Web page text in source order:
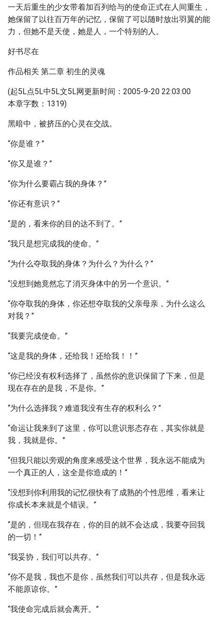
一天后重生的少女带着加百列给与的使命正式在人间重生，
她保留了以往百万年的记忆，保留了可以随时放出羽翼的能
力，但她不是天使，她是人，一个特别的人。
好书尽在
作品相关 第二章 初生的灵魂
(起5L点5L中5L文5L网更新时间：2005-9-20 22:03:00
本章字数：1319)
黑暗中，被挤压的心灵在交战。
“你是谁？”
“你又是谁？”
“你为什么要霸占我的身体？”
“你还有意识？”
“是的，看来你的目的达不到了。”
“我只是想完成我的使命。”
“为什么夺取我的身体？为什么？为什么？”
“没想到她竟然忘了消灭身体中的另一个意识。”
“你夺取我的身体，你还想夺取我的父亲母亲，为什么这么
对我？”
“我要完成使命。”
“这是我的身体，还给我！还给我！！”
“你已经没有权利选择了，虽然你的意识保留了下来，但是
现在存在的是我，不是你。”
“为什么选择我？难道我没有生存的权利么？”
“命运让我来到了这里，你可以意识形态存在，其实你就是
我，我就是你。”
“但我只能以旁观的角度来感受这个世界，我永远不能成为
一个真正的人，这全是你造成的！”
“没想到你利用我的记忆很快有了成熟的个性思维，看来让
你成长本来就是个错误。”
“是的，但现在我存在，你的目的就不会达成，我要夺回我
的一切！”
“我妥协，我们可以共存。”
“你不是我，我也不是你，虽然我们可以共存，但是我永远
不能原谅你。”
“我使命完成后就会离开。”